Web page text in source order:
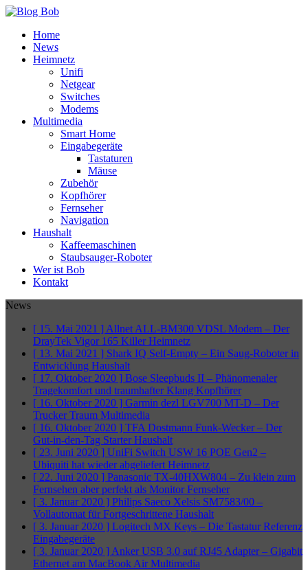
Home
News
Heimnetz
Unifi
Netgear
Switches
Modems
Multimedia
Smart Home
Eingabegeräte
Tastaturen
Mäuse
Zubehör
Kopfhörer
Fernseher
Navigation
Haushalt
Kaffeemaschinen
Staubsauger-Roboter
Wer ist Bob
Kontakt
News
[ 15. Mai 2021 ] Allnet ALL-BM300 VDSL Modem – Der
DrayTek Vigor 165 KillerHeimnetz
[ 13. Mai 2021 ] Shark IQ Self-Empty – Ein Saug-Roboter in
Entwicklung Haushalt
[ 17. Oktober 2020 ] Bose Sleepbuds II – Phänomenaler
Tragekomfort und traumhafter Klang Kopfhörer
[ 16. Oktober 2020 ] Garmin dezl LGV700 MT-D – Der
Trucker Traum Multimedia
[ 16. Oktober 2020 ] TFA Dostmann Funk-Wecker – Der
Gut-in-den-Tag StarterHaushalt
[ 23. Juni 2020 ] UniFi Switch USW 16 POE Gen2 –
Ubiquiti hat wieder abgeliefert Heimnetz
[ 22. Juni 2020 ] Panasonic TX-40HXW804 – Zu klein zum
Fernsehen aber perfekt als MonitorFernseher
[ 3. Januar 2020 ] Philips Saeco Xelsis SM7583/00 –
Vollautomat für Fortgeschrittene Haushalt
[ 3. Januar 2020 ] Logitech MX Keys – Die Tastatur Referenz
Eingabegeräte
[ 3. Januar 2020 ] Anker USB 3.0 auf RJ45 Adapter – Gigabit
Ethernet am MacBook AirMultimedia